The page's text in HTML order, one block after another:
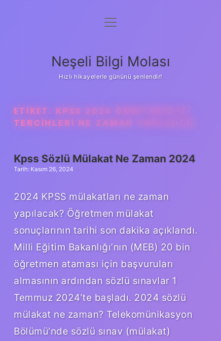
Anasayfa
Yasal Uyarı
menüyü
Neşeli Bilgi Molası
Hızlı hikayelerle gününü şenlendir!
ETIKET: KPSS 2024 ÖĞRETMENLIK
TERCIHLERI NE ZAMAN YAPILACAK
Kpss Sözlü Mülakat Ne Zaman 2024
Tarih: Kasım 26, 2024
2024 KPSS mülakatları ne zaman
yapılacak? Öğretmen mülakat
sonuçlarının tarihi son dakika açıklandı.
Milli Eğitim Bakanlığı’nın (MEB) 20 bin
öğretmen ataması için başvuruları
almasının ardından sözlü sınavlar 1
Temmuz 2024’te başladı. 2024 sözlü
mülakat ne zaman? Telekomünikasyon
Bölümü’nde sözlü sınav (mülakat)